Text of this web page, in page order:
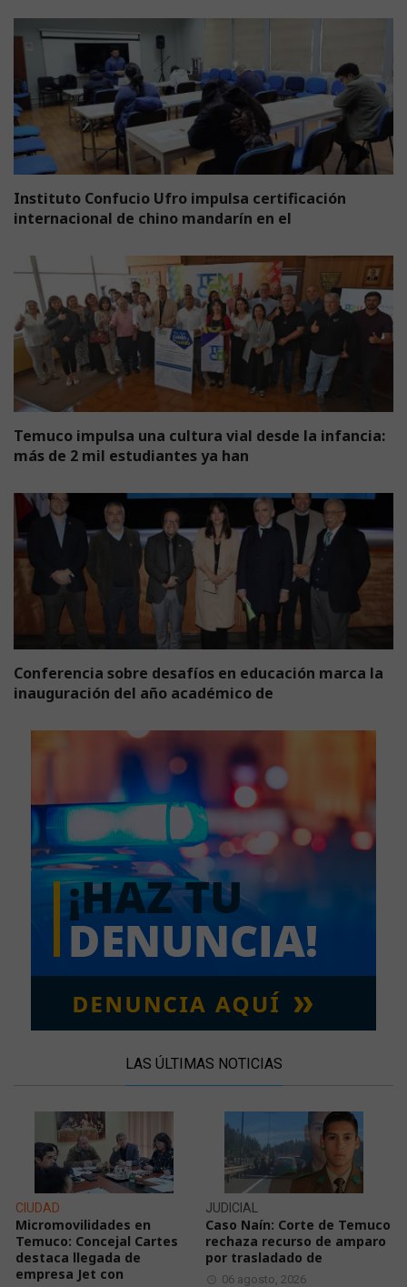
Instituto Confucio Ufro impulsa certificación
internacional de chino mandarín en el
Temuco impulsa una cultura vial desde la infancia:
más de 2 mil estudiantes ya han
Conferencia sobre desafíos en educación marca la
inauguración del año académico de
LAS ÚLTIMAS NOTICIAS
CIUDAD
Micromovilidades en
Temuco: Concejal Cartes
destaca llegada de
empresa Jet con
JUDICIAL
Caso Naín: Corte de Temuco
rechaza recurso de amparo
por trasladado de
06 agosto, 2026